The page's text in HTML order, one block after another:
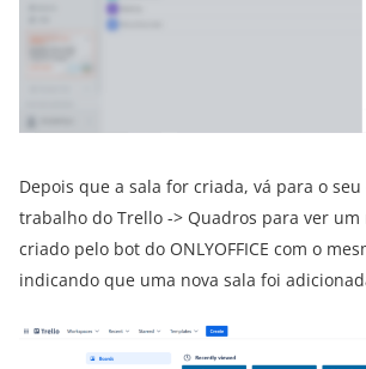
Depois que a sala for criada, vá para o seu
trabalho do Trello -> Quadros para ver
criado pelo bot do ONLYOFFICE com o
indicando que uma nova sala foi